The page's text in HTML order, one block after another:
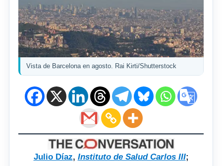
Vista de Barcelona en agosto. Rai Kirti/Shutterstock
Julio Díaz, Instituto de Salud Carlos III;